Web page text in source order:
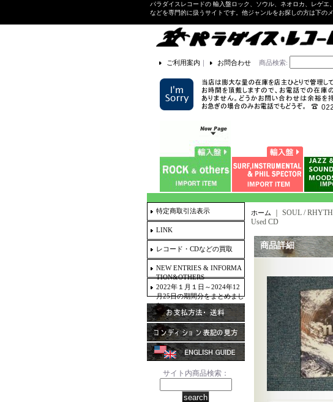
パラダイスレコードの 輸入盤ロック、ソウル、ネオロカ、レゲエ
などを専門的に扱うサイトです。他ジャンルをお探しの方は下の
ご利用案内 ｜ お問合わせ 商品検索:
特定商取引法表示
LINK
レコード・CDなどの買取
NEW ENTRIES & INFORMA
TION&OTHERS
2022年１月１日～2024年12
月25日の期間分をまとめまし
た。
サイト内商品検索：
ホーム ｜ SOUL /
Used CD
商品詳細